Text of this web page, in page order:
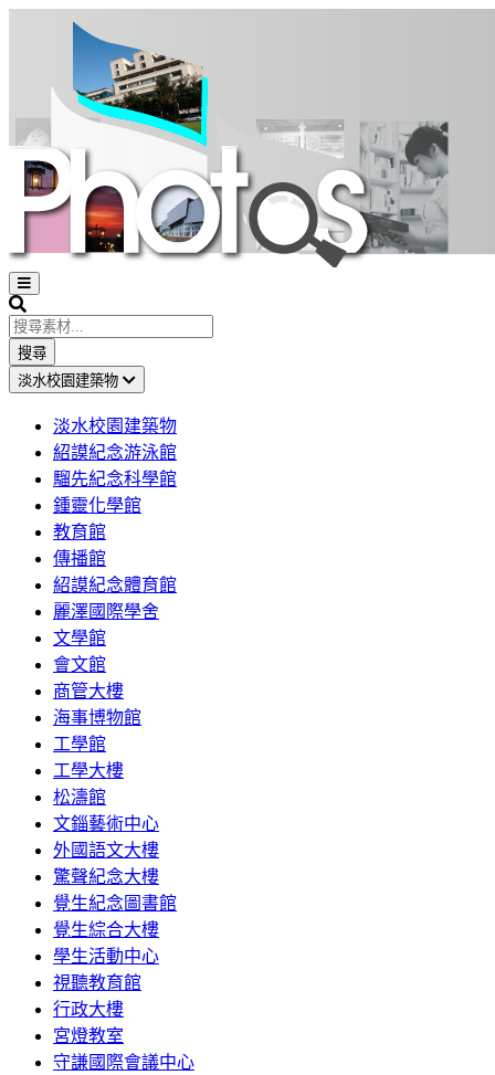
Open
sidebar
Search
搜尋
淡水校園建築物
淡水校園建築物
紹謨紀念游泳館
騮先紀念科學館
鍾靈化學館
教育館
傳播館
紹謨紀念體育館
麗澤國際學舍
文學館
會文館
商管大樓
海事博物館
工學館
工學大樓
松濤館
文錙藝術中心
外國語文大樓
驚聲紀念大樓
覺生紀念圖書館
覺生綜合大樓
學生活動中心
視聽教育館
行政大樓
宮燈教室
守謙國際會議中心